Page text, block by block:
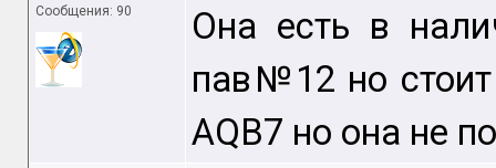
Сообщения: 90
Она есть в
пав№12 но
AQB7 но она не